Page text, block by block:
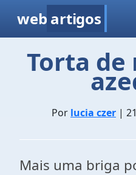
web artigos
Torta de
Por lucia czer |
Mais uma briga